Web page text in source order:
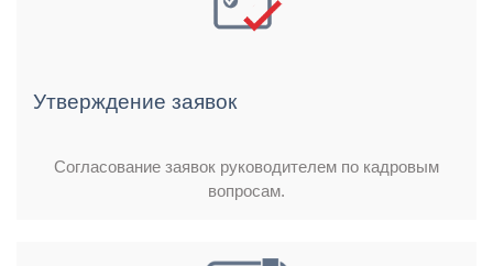
Утверждение заявок
Согласование заявок руководителем по кадровым
вопросам.